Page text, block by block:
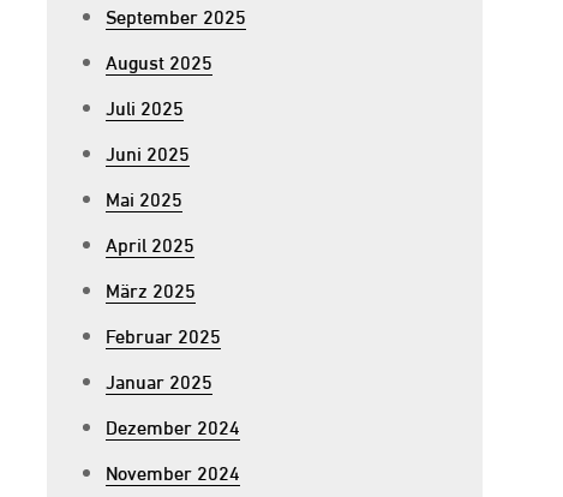
September 2025
August 2025
Juli 2025
Juni 2025
Mai 2025
April 2025
März 2025
Februar 2025
Januar 2025
Dezember 2024
November 2024